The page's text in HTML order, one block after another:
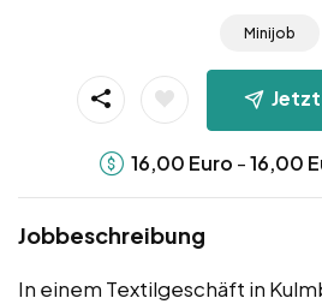
Minijob
16,00 Euro -16,00
Jobbeschreibung
In einem Textilgeschäft in